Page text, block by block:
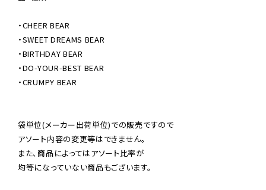
・CHEER BEAR
・SWEET DREAMS BEAR
・BIRTHDAY BEAR
・DO-YOUR-BEST BEAR
・CRUMPY BEAR
袋単位(メーカー出荷単位)での販売ですので
アソート内容の変更等はできません。
また、商品によってはアソート比率が
均等になっていない商品もございます。